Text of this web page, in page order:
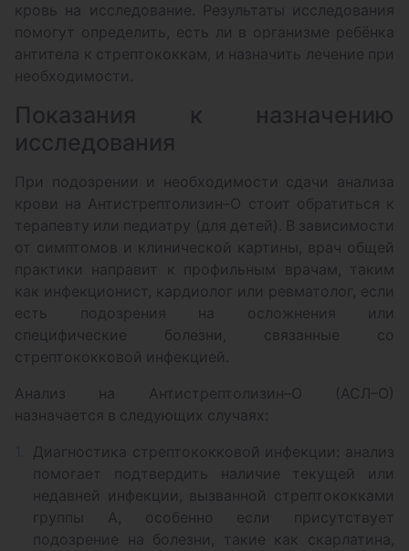
кровь на исследование. Результаты исследования
помогут определить, есть ли в организме ребёнка
антитела к стрептококкам, и назначить лечение при
необходимости.
Показания к назначению
исследования
При подозрении и необходимости сдачи анализа
крови на Антистрептолизин–О стоит обратиться к
терапевту или педиатру (для детей). В зависимости
от симптомов и клинической картины, врач общей
практики направит к профильным врачам, таким
как инфекционист, кардиолог или ревматолог, если
есть подозрения на осложнения или
специфические болезни, связанные со
стрептококковой инфекцией.
Анализ на Антистрептолизин–О (АСЛ–О)
назначается в следующих случаях:
Диагностика стрептококковой инфекции: анализ
помогает подтвердить наличие текущей или
недавней инфекции, вызванной стрептококками
группы А, особенно если присутствует
подозрение на болезни, такие как скарлатина,